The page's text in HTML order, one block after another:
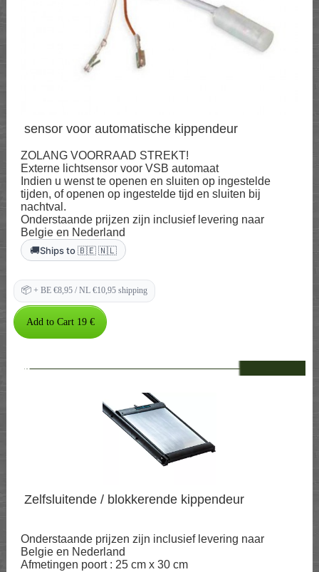
sensor voor automatische kippendeur
ZOLANG VOORRAAD STREKT!
Externe lichtsensor voor VSB automaat
Indien u wenst te openen en sluiten op ingestelde
tijden, of openen op ingestelde tijd en sluiten bij
nachtval.
Onderstaande prijzen zijn inclusief levering naar
Belgie en Nederland
🚚Ships to 🇧🇪 🇳🇱
📦 + BE €8,95 / NL €10,95 shipping
--
Zelfsluitende / blokkerende kippendeur
Onderstaande prijzen zijn inclusief levering naar
Belgie en Nederland
Afmetingen poort : 25 cm x 30 cm